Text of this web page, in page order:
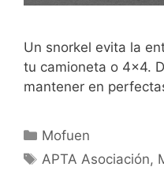
Un snorkel evita la
tu camioneta o 4×4.
mantener en
Mofuen
APTA Asociación,